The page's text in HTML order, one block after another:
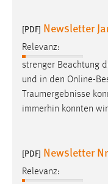
[PDF] Newsletter
Relevanz:
strenger Beachtung
und in den Online-
Traumergebnisse
immerhin konnten
[PDF] Newsletter
Relevanz:
MibewSessionID,
Jahre,
Login
Name:
Zweck:
Dieser Cookie ist
einloggen zu